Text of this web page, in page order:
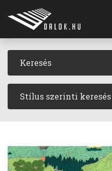
Stílus szerinti keresés